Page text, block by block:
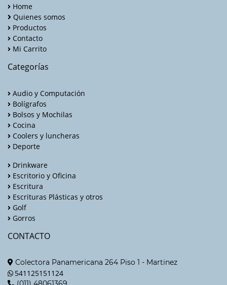
Home
Quienes somos
Productos
Contacto
Mi Carrito
Categorías
Audio y Computación
Bolígrafos
Bolsos y Mochilas
Cocina
Coolers y luncheras
Deporte
Drinkware
Escritorio y Oficina
Escritura
Escrituras Plásticas y otros
Golf
Gorros
CONTACTO
Colectora Panamericana 264 Piso 1 - Martinez
541125151124